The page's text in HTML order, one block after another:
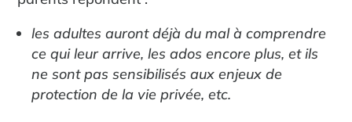
les adultes auront déjà du mal à comprendre
ce qui leur arrive, les ados encore plus, et ils
ne sont pas sensibilisés aux enjeux de
protection de la vie privée, etc.